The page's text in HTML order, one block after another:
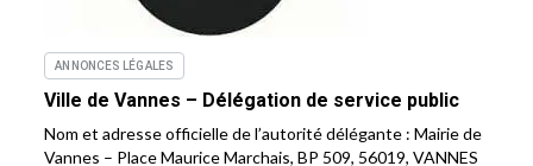
ANNONCES LÉGALES
Ville de Vannes – Délégation de service public
Nom et adresse officielle de l’autorité délégante : Mairie de
Vannes – Place Maurice Marchais, BP 509, 56019, VANNES